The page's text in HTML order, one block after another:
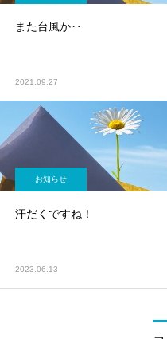
また台風か‥
2021.09.27
お知らせ
汗だくですね！
2023.06.13